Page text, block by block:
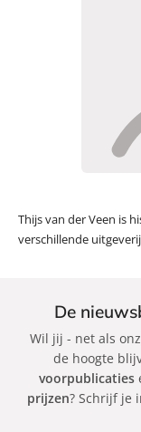
Thijs van der Veen is
verschillende
De
Wil jij - net als
de hoogte
voorpublicaties
prijzen? Schrijf je